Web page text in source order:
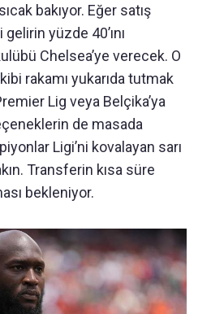
bakıyor. Eğer satış
yüzde 40’ını
Chelsea’ye verecek. O
rakamı yukarıda tutmak
Lig veya Belçika’ya
de masada
Ligi’ni kovalayan sarı
Transferin kısa süre
bekleniyor.